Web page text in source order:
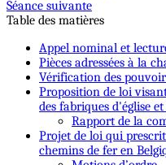
Séance suivante
Table des matières
Appel nominal et
Pièces adressées à la
Vérification des
Proposition de loi
des fabriques d'église
Rapport de la
Projet de loi qui prescrit
chemins de fer en